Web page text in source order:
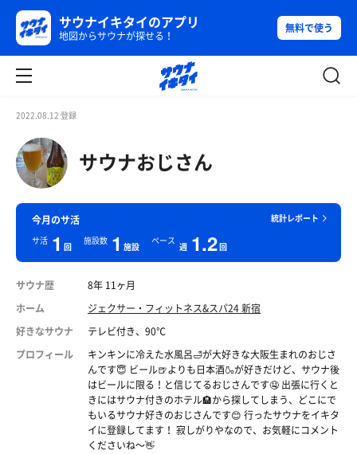
サウナイキタイのアプリ
地図からサウナが探せる！
無料で使う
2022.08.12 登録
サウナおじさん
統計レポート
今月のサ活
サ活 1 回
施設数 1 施設
ペース
週 1.2回
サウナ歴
8年 11ヶ月
ホーム
ジェクサー・フィットネス&スパ24 新宿
好きなサウナ
テレビ付き、90℃
プロフィール
キンキンに冷えた水風呂🛁が大好きな大阪生まれのおじさ
んです😇 ビール🍺よりも日本酒🍶が好きだけど、サウナ後
はビールに限る！と信じてるおじさんです🤤 出張に行くと
きにはサウナ付きのホテル🏨から探してしまう、どこにで
もいるサウナ好きのおじさんです😊 行ったサウナをイキタ
イに登録してます！ 寂しがりやなので、お気軽にコメント
くださいね〜👋